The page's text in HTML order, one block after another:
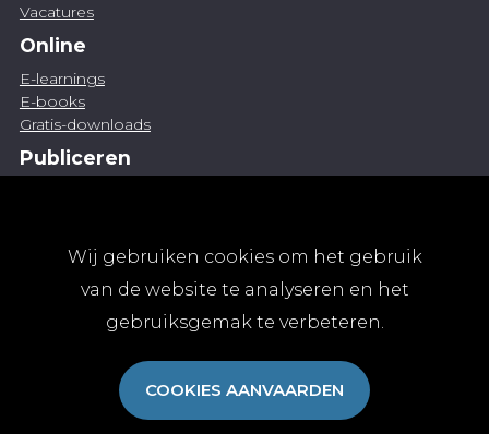
Wij gebruiken cookies om het gebruik
van de website te analyseren en het
gebruiksgemak te verbeteren.
COOKIES AANVAARDEN
Vacatures
Online
E-learnings
E-books
Gratis-downloads
Publiceren
Abonnementen
Algemene abonnementsvoorwaarden